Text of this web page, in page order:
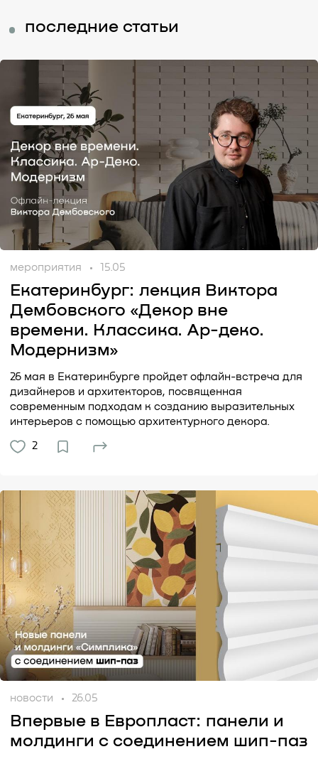
последние статьи
мероприятия 15.05
Екатеринбург: лекция Виктора
Дембовского «Декор вне
времени. Классика. Ар-деко.
Модернизм»
26 мая в Екатеринбурге пройдет офлайн-встреча для
дизайнеров и архитекторов, посвященная
современным подходам к созданию выразительных
интерьеров с помощью архитектурного декора.
2
новости 26.05
Впервые в Европласт: панели и
молдинги с соединением шип-паз